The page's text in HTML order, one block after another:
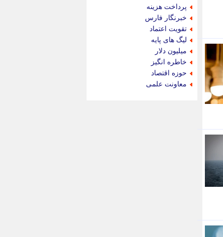
پرداخت هزینه
خبرنگار فارس
تقویت اعتماد
لیگ های پایه
میلیون دلار
خاطره انگیز
حوزه اقتصاد
معاونت علمی